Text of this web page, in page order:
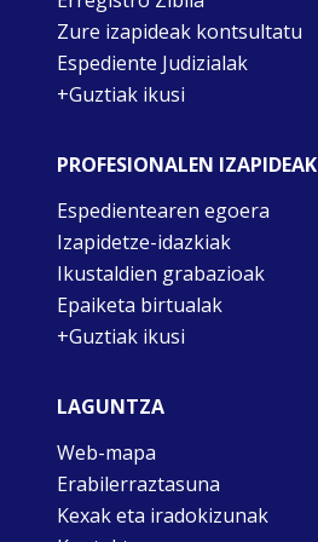
Zure izapideak kontsultatu
Espediente Judizialak
+Guztiak ikusi
PROFESIONALEN IZAPIDEAK
Espedientearen egoera
Izapidetze-idazkiak
Ikustaldien grabazioak
Epaiketa birtualak
+Guztiak ikusi
LAGUNTZA
Web-mapa
Erabilerraztasuna
Kexak eta iradokizunak